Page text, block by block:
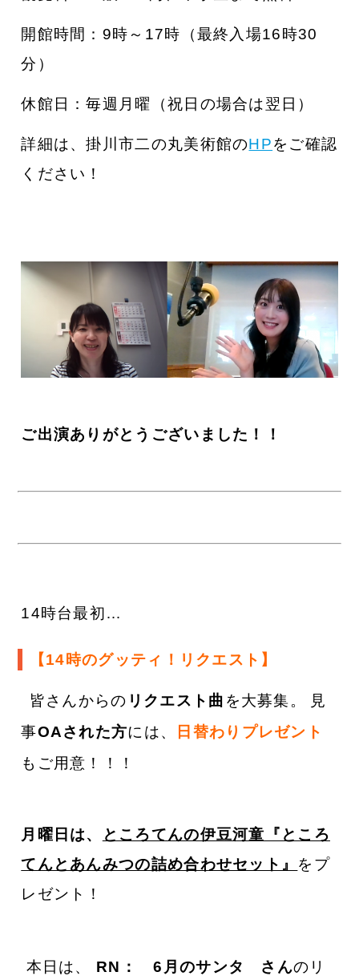
開館時間：9時～17時（最終入場16時30
分）
休館日：毎週月曜（祝日の場合は翌日）
詳細は、掛川市二の丸美術館のHPをご確認
ください！
ご出演ありがとうございました！！
14時台最初…
【14時のグッティ！リクエスト】
皆さんからの リクエスト曲 を大募集。
見
事OAされた方には、
日替わりプレゼント
もご用意！！！
月曜日は、
ところてんの伊豆河童『ところ
てんとあんみつの詰め合わせセット』 をプ
レゼント！
本日は、 RN： 6月のサンタ さんのリ